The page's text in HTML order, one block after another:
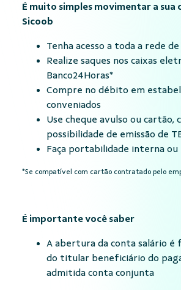
É muito simples movimentar a sua
Sicoob
Tenha acesso a toda a rede
Realize saques nos caixas
Banco24Horas*
Compre no débito em
conveniados
Use cheque avulso ou cartão,
possibilidade de emissão de
Faça portabilidade interna
*Se compatível com cartão contratado pelo
É importante você saber
A abertura da conta salário é
do titular beneficiário do
admitida conta conjunta